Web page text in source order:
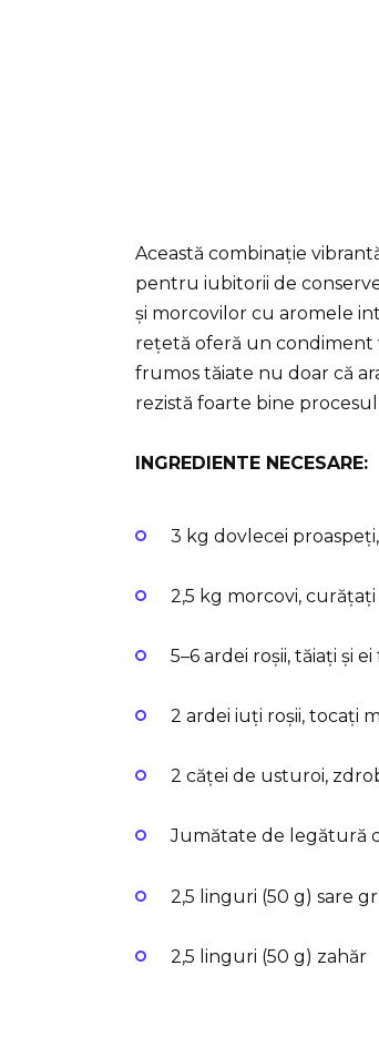
Această combinație
pentru iubitorii de
și morcovilor cu aromele
rețetă oferă un condiment
frumos tăiate nu doar că
rezistă foarte bine
INGREDIENTE NECESARE:
3 kg dovlecei
2,5 kg morcovi, curățați
5–6 ardei roșii, tăiați și ei
2 ardei iuți roșii, tocați
2 căței de usturoi,
Jumătate de legătură
2,5 linguri (50 g) sare
2,5 linguri (50 g) zahăr